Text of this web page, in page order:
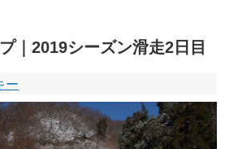
｜2019シーズン滑走2日目
ー